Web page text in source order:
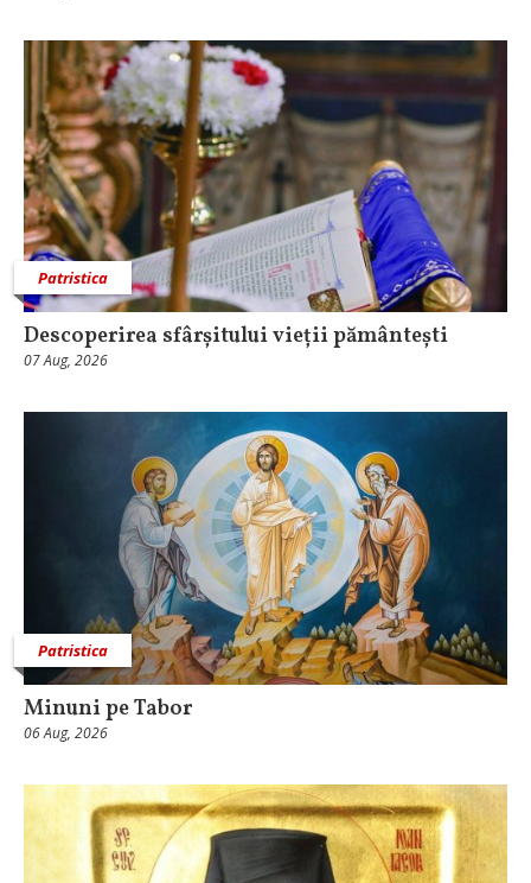
Patristica
Descoperirea sfârșitului vieții pământești
07 Aug, 2026
Patristica
Minuni pe Tabor
06 Aug, 2026